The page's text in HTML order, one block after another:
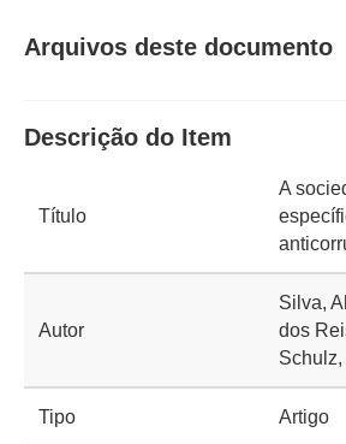
Arquivos deste documento
Descrição do Item
Título
A
Autor
Silva,
dos
Tipo Artigo